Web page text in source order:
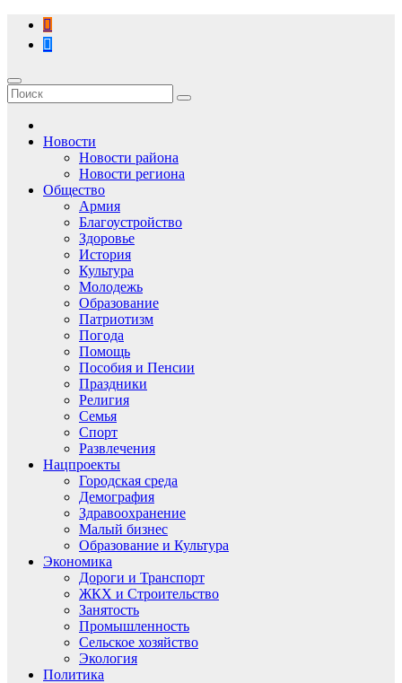
Перейти
содержимому
Новости
Новости района
Новости региона
Общество
Армия
Благоустройство
Здоровье
История
Культура
Молодежь
Образование
Патриотизм
Погода
Помощь
Пособия и Пенсии
Праздники
Религия
Семья
Спорт
Развлечения
Нацпроекты
Городская среда
Демография
Здравоохранение
Малый бизнес
Образование и Культура
Экономика
Дороги и Транспорт
ЖКХ и Строительство
Занятость
Промышленность
Сельское хозяйство
Экология
Политика